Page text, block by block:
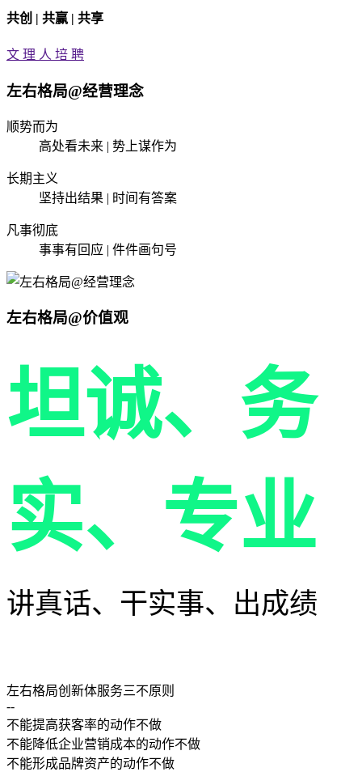
共创 | 共赢 | 共享
文 理 人 培 聘
左右格局@经营理念
顺势而为
高处看未来 | 势上谋作为
长期主义
坚持出结果 | 时间有答案
凡事彻底
事事有回应 | 件件画句号
左右格局@价值观
坦诚、务
实、专业
讲真话、干实事、出成绩
左右格局创新体服务三不原则
--
不能提高获客率的动作不做
不能降低企业营销成本的动作不做
不能形成品牌资产的动作不做